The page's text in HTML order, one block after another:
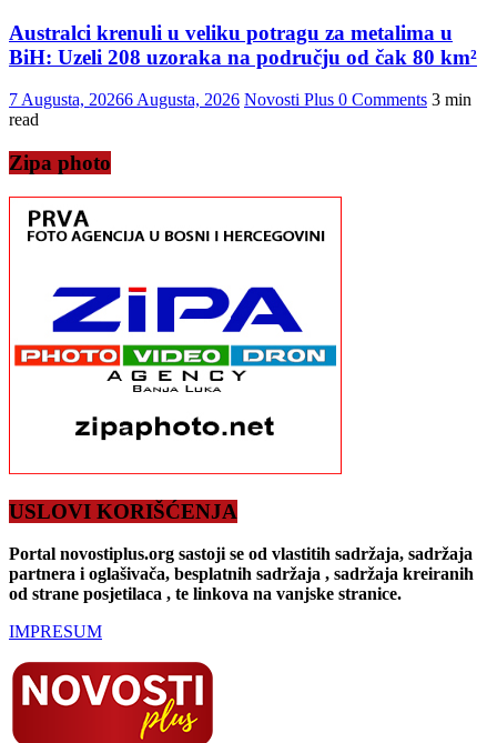
Australci krenuli u veliku potragu za metalima u
BiH: Uzeli 208 uzoraka na području od čak 80 km²
7 Augusta, 20266 Augusta, 2026 Novosti Plus 0 Comments 3 min
read
Zipa photo
USLOVI KORIŠĆENJA
Portal novostiplus.org sastoji se od vlastitih sadržaja, sadržaja
partnera i oglašivača, besplatnih sadržaja , sadržaja kreiranih
od strane posjetilaca , te linkova na vanjske stranice.
IMPRESUM